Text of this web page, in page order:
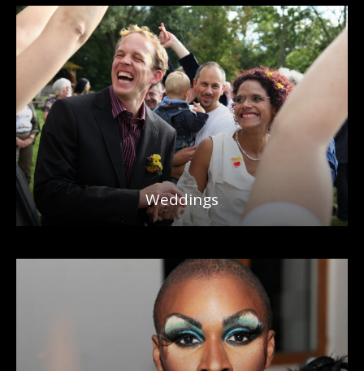
Weddings